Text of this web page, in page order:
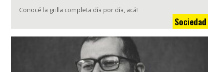
Conocé la grilla completa día por día, acá!
Sociedad